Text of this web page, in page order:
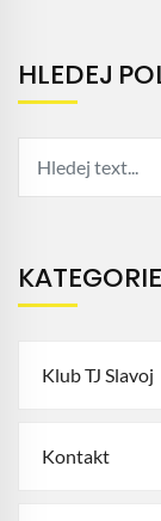
HLEDEJ
KATEGORIE
Klub TJ Slavoj
Kontakt